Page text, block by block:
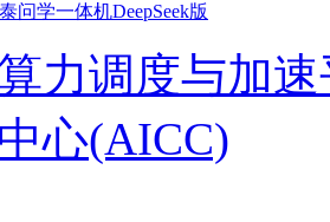
问学一体机DeepSeek版
力调度与加
心(AICC)